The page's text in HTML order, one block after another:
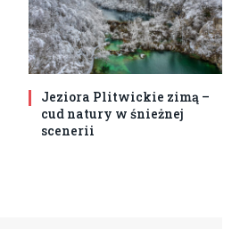
Jeziora Plitwickie zimą –
cud natury w śnieżnej
scenerii